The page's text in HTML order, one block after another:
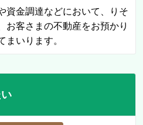
資金調達などにおいて、りそ
お客さまの不動産をお預かり
まいります。